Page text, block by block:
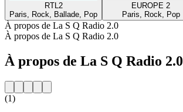
RTL2
Paris, Rock, Ballade, Pop
EUROPE 2
Paris, Rock, Pop
À propos de La S Q Radio 2.0
À propos de La S Q Radio 2.0
À propos de La S Q Radio 2.0
(1)